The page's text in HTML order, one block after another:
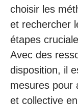
choisir les
et rechercher
étapes
Avec des
disposition, il
mesures pour
et collective